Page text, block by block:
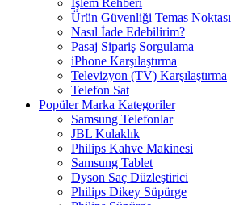
Ürün Güvenliği Temas Noktası
Nasıl İade Edebilirim?
Pasaj Sipariş Sorgulama
iPhone Karşılaştırma
Televizyon (TV) Karşılaştırma
Telefon Sat
Popüler Marka Kategoriler
Samsung Telefonlar
JBL Kulaklık
Philips Kahve Makinesi
Samsung Tablet
Dyson Saç Düzleştirici
Philips Dikey Süpürge